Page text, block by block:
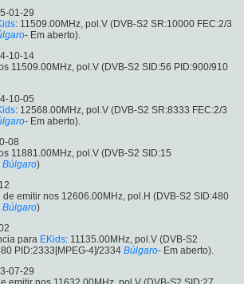
01-29
: 11509.00MHz, pol.V (DVB-S2 SR:10000 FEC:2/3
- Em aberto).
10-14
11509.00MHz, pol.V (DVB-S2 SID:56 PID:900/910
10-05
: 12568.00MHz, pol.V (DVB-S2 SR:8333 FEC:2/3
- Em aberto).
08
11881.00MHz, pol.V (DVB-S2 SID:15
Búlgaro)
de emitir nos 12606.00MHz, pol.H (DVB-S2 SID:480
Búlgaro)
para EKids: 11135.00MHz, pol.V (DVB-S2
PID:2333[MPEG-4]/2334 Búlgaro- Em aberto).
07-29